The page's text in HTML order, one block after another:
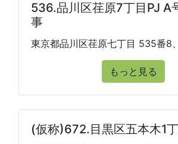
536.品川区荏原7丁目PJ A
事
東京都品川区荏原七丁目 535番8
もっと見る
(仮称)672.目黒区五本木1